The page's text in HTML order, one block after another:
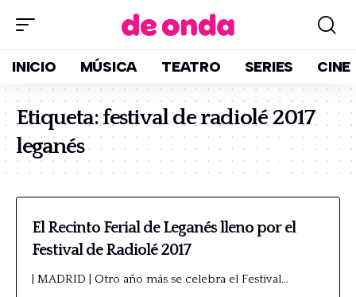
INICIO MÚSICA TEATRO SERIES CINE
Etiqueta:festival de radiolé 2017
leganés
El Recinto Ferial de Leganés lleno por el
Festival de Radiolé 2017
| MADRID | Otro año más se celebra el Festival…